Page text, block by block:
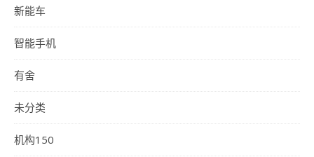
新能车
智能手机
有舍
未分类
机构150